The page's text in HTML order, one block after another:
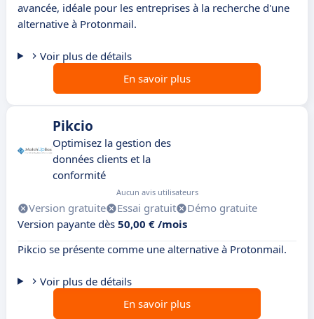
avancée, idéale pour les entreprises à la recherche d'une
alternative à Protonmail.
Voir plus de détails
En savoir plus
Pikcio
Optimisez la gestion des
données clients et la
conformité
Aucun avis utilisateurs
Version gratuite Essai gratuit
Démo gratuite
Version payante dès 50,00 € /mois
Pikcio se présente comme une alternative à Protonmail.
Voir plus de détails
En savoir plus